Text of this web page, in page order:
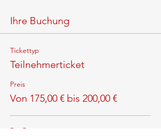
Ihre Buchung
Tickettyp
Teilnehmerticket
Preis
Von 175,00 € bis 200,00 €
Pro Person